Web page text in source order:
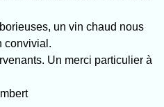
un vin chaud nous
convivial.
Un merci particulier à